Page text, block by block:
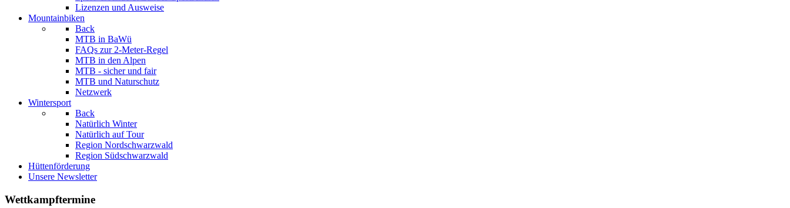
Lizenzen und Ausweise
Mountainbiken
Back
MTB in BaWü
FAQs zur 2-Meter-Regel
MTB in den Alpen
MTB - sicher und fair
MTB und Naturschutz
Netzwerk
Wintersport
Back
Natürlich Winter
Natürlich auf Tour
Region Nordschwarzwald
Region Südschwarzwald
Hüttenförderung
Unsere Newsletter
Wettkampftermine